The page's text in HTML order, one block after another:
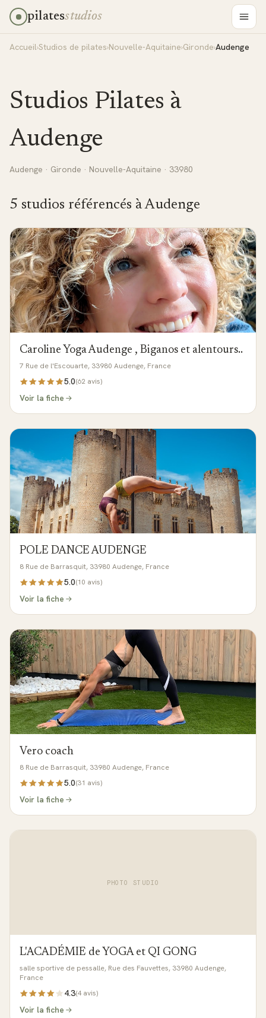
pilatesstudios
Accueil›Studios de pilates›Nouvelle-Aquitaine›Gironde›Audenge
Studios Pilates à
Audenge
Audenge · Gironde · Nouvelle-Aquitaine · 33980
5 studios référencés àAudenge
Caroline Yoga Audenge , Biganos et alentours..
7 Rue de l'Escouarte, 33980 Audenge, France
5.0(62 avis)
Voir la fiche
POLE DANCE AUDENGE
8 Rue de Barrasquit, 33980 Audenge, France
5.0(10 avis)
Voir la fiche
Vero coach
8 Rue de Barrasquit, 33980 Audenge, France
5.0(31 avis)
Voir la fiche
PHOTO STUDIO
L'ACADÉMIE de YOGA et QI GONG
salle sportive de pessalle, Rue des Fauvettes, 33980 Audenge,
France
4.3(4avis)
Voir la fiche